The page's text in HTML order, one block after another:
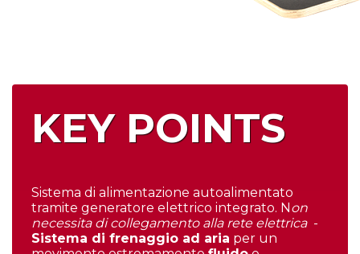
KEY POINTS
Sistema di alimentazione autoalimentato
tramite generatore elettrico integrato. N on
necessita di collegamento alla rete elettrica-
Sistema di frenaggio ad aria per un